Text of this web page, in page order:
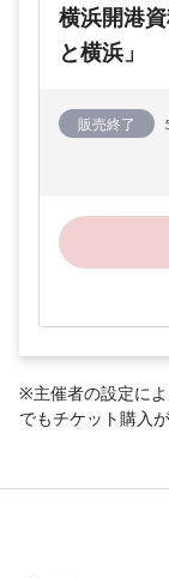
横浜開港
と横浜」
販売終了
※主催者の設定に
でもチケット購入が